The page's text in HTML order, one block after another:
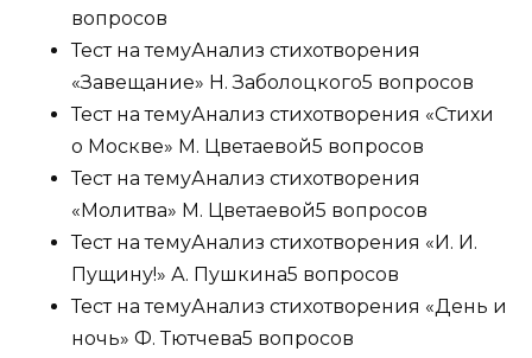
вопросов
Тест на темуАнализ стихотворения
«Завещание» Н. Заболоцкого5 вопросов
Тест на темуАнализ стихотворения «Стихи
о Москве» М. Цветаевой5 вопросов
Тест на темуАнализ стихотворения
«Молитва» М. Цветаевой5 вопросов
Тест на темуАнализ стихотворения «И. И.
Пущину!» А. Пушкина5 вопросов
Тест на темуАнализ стихотворения «День и
ночь» Ф. Тютчева5 вопросов